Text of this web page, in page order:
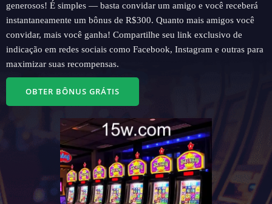
generosos! É simples — basta convidar um amigo e você receberá
instantaneamente um bônus de R$300. Quanto mais amigos você
convidar, mais você ganha! Compartilhe seu link exclusivo de
indicação em redes sociais como Facebook, Instagram e outras para
maximizar suas recompensas.
OBTER BÔNUS GRÁTIS